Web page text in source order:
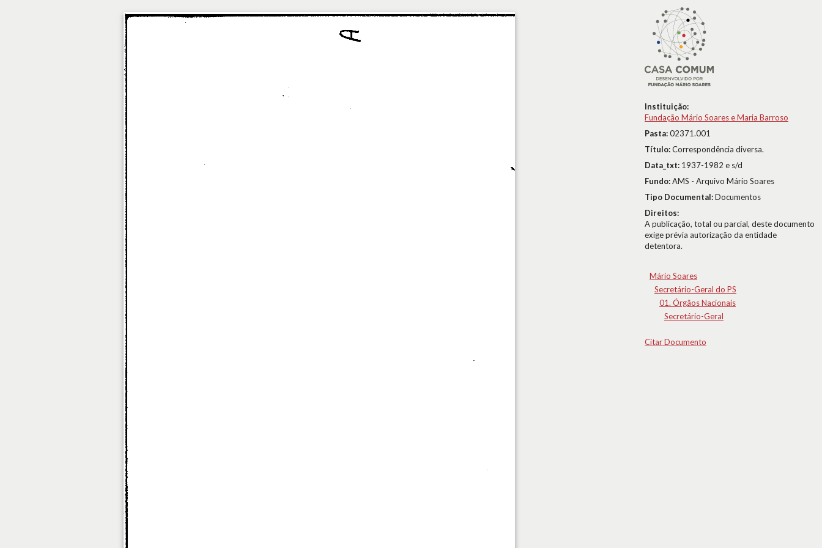
Instituição:
Fundação Mário Soares e Maria Barroso
Pasta:02371.001
Título:Correspondência diversa.
Data_txt: 1937-1982 e s/d
Fundo:AMS - Arquivo Mário Soares
Tipo Documental:Documentos
Direitos:
A publicação, total ou parcial, deste documento
exige prévia autorização da entidade
detentora.
Mário Soares
Secretário-Geral do PS
01. Órgãos Nacionais
Secretário-Geral
Citar Documento